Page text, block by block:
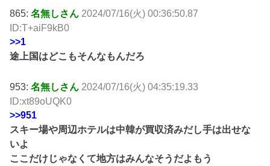
865:名無しさん 2024/07/16(火) 00:36:50.87
ID:T+aiF9kB0
>>1
途上国はどこもそんなもんだろ
953:名無しさん 2024/07/16(火) 04:35:19.33
ID:xt89oUQK0
>>951
スキー場や周辺ホテルは中韓が買収済みだし手は出せな
いよ
ここだけじゃなくて地方はみんなそうだよもう